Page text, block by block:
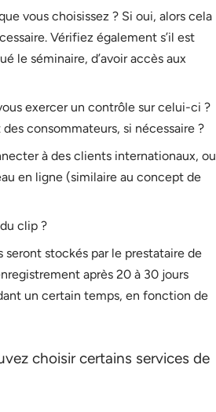
vous choisissez ? Si oui, alors cela
Vérifiez également s’il est
le séminaire, d’avoir accès aux
exercer un contrôle sur celui-ci ?
consommateurs, si nécessaire ?
à des clients internationaux, ou
en ligne (similaire au concept de
clip ?
stockés par le prestataire de
après 20 à 30 jours
un certain temps, en fonction de
choisir certains services de